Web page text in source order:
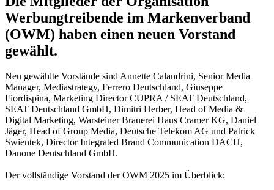
Werbungtreibende im Markenverband
(OWM) haben einen neuen Vorstand
gewählt.
Neu gewählte Vorstände sind Annette Calandrini, Senior Media
Manager, Mediastrategy, Ferrero Deutschland, Giuseppe
Fiordispina, Marketing Director CUPRA / SEAT Deutschland,
SEAT Deutschland GmbH, Dimitri Herber, Head of Media &
Digital Marketing, Warsteiner Brauerei Haus Cramer KG, Daniel
Jäger, Head of Group Media, Deutsche Telekom AG und Patrick
Swientek, Director Integrated Brand Communication DACH,
Danone Deutschland GmbH.
Der vollständige Vorstand der OWM 2025 im Überblick: